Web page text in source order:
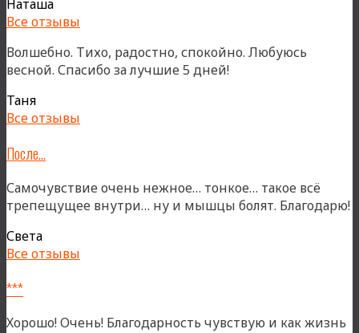
Наташа
Все отзывы
Волшебно. Тихо, радостно, спокойно. Любуюсь
весной. Спасибо за лучшие 5 дней!
Таня
Все отзывы
После…
Самочувствие очень нежное… тонкое… такое всё
трепещущее внутри… ну и мышцы болят. Благодарю!
Света
Все отзывы
***
Хорошо! Очень! Благодарность чувствую и как жизнь